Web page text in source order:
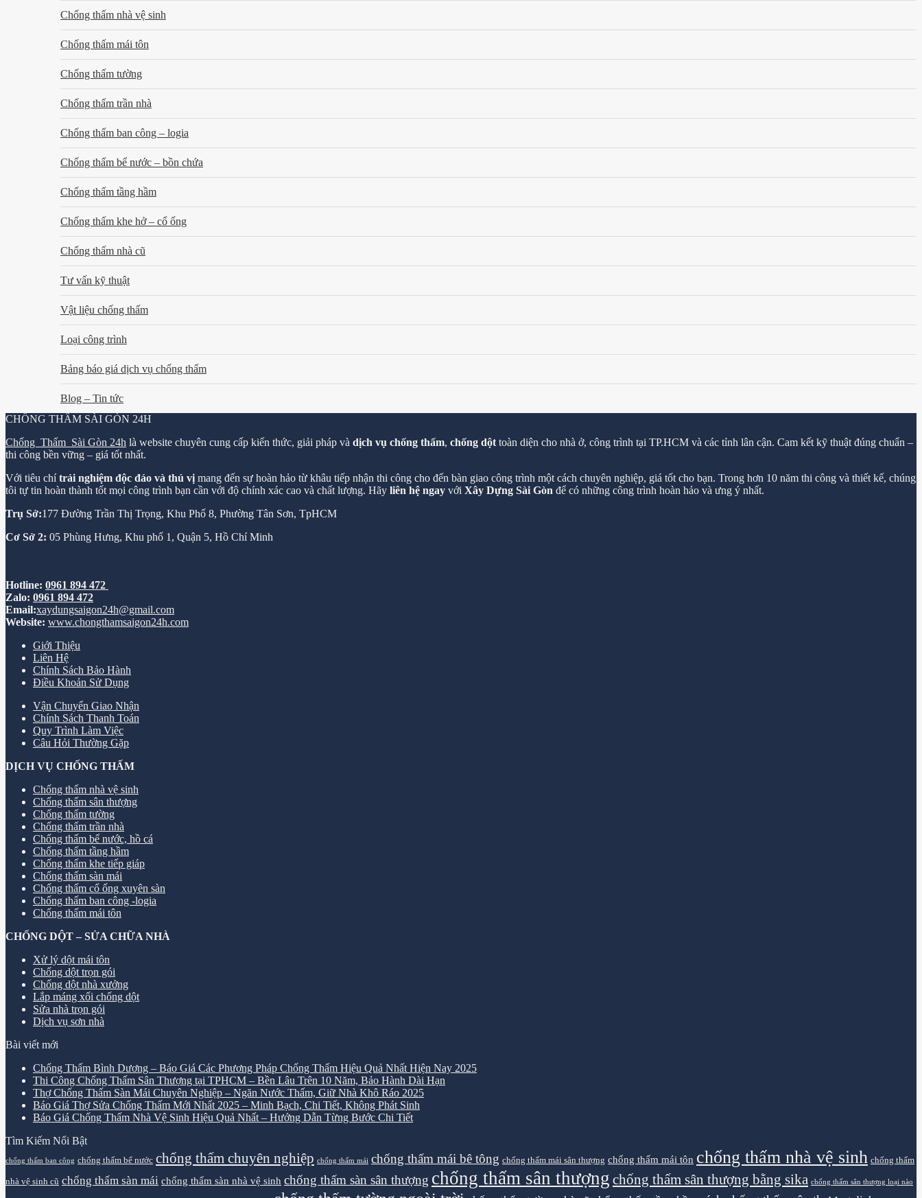
Chống thấm nhà vệ sinh
Chống thấm mái tôn
Chống thấm tường
Chống thấm trần nhà
Chống thấm ban công – logia
Chống thấm bể nước – bồn chứa
Chống thấm tầng hầm
Chống thấm khe hở – cổ ống
Chống thấm nhà cũ
Tư vấn kỹ thuật
Vật liệu chống thấm
Loại công trình
Bảng báo giá dịch vụ chống thấm
Blog – Tin tức
CHỐNG THẤM SÀI GÒN 24H
Chống Thấm Sài Gòn 24h là website chuyên cung cấp kiến thức, giải pháp và dịch vụ chống thấm, chống dột toàn diện cho nhà ở, công trình tại TP.HCM và các tỉnh lân cận. Cam kết kỹ thuật đúng chuẩn –
thi công bền vững – giá tốt nhất.
Với tiêu chítrải nghiệm độc đáo và thú vị mang đến sự hoàn hảo từ khâu tiếp nhận thi công cho đến bàn giao công trình một cách chuyên nghiệp, giá tốt cho bạn. Trong hơn 10 năm thi công và thiết kế, chúng
tôi tự tin hoàn thành tốt mọi công trình bạn cần với độ chính xác cao và chất lượng. Hãy liên hệ ngay với Xây Dựng Sài Gòn để có những công trình hoàn hảo và ưng ý nhất.
Trụ Sở:177 Đường Trần Thị Trọng, Khu Phố 8, Phường Tân Sơn, TpHCM
Cơ Sở 2: 05 Phùng Hưng, Khu phố 1, Quận 5, Hồ Chí Minh
Hotline: 0961 894 472
Zalo: 0961 894 472
Email:xaydungsaigon24h@gmail.com
Website: www.chongthamsaigon24h.com
Giới Thiệu
Liên Hệ
Chính Sách Bảo Hành
Điều Khoản Sử Dụng
Vận Chuyển Giao Nhận
Chính Sách Thanh Toán
Quy Trình Làm Việc
Câu Hỏi Thường Gặp
DỊCH VỤ CHỐNG THẤM
Chống thấm nhà vệ sinh
Chống thấm sân thượng
Chống thấm tường
Chống thấm trần nhà
Chống thấm bể nước, hồ cá
Chống thấm tầng hầm
Chống thấm khe tiếp giáp
Chống thấm sàn mái
Chống thấm cổ ống xuyên sàn
Chống thấm ban công -logia
Chống thấm mái tôn
CHỐNG DỘT – SỬA CHỮA NHÀ
Xử lý dột mái tôn
Chống dột trọn gói
Chống dột nhà xưởng
Lắp máng xối chống dột
Sửa nhà trọn gói
Dịch vụ sơn nhà
Bài viết mới
Chống Thấm Bình Dương – Báo Giá Các Phương Pháp Chống Thấm Hiệu Quả Nhất Hiện Nay 2025
Thi Công Chống Thấm Sân Thượng tại TPHCM – Bền Lâu Trên 10 Năm, Bảo Hành Dài Hạn
Thợ Chống Thấm Sàn Mái Chuyên Nghiệp – Ngăn Nước Thấm, Giữ Nhà Khô Ráo 2025
Báo Giá Thợ Sửa Chống Thấm Mới Nhất 2025 – Minh Bạch, Chi Tiết, Không Phát Sinh
Báo Giá Chống Thấm Nhà Vệ Sinh Hiệu Quả Nhất – Hướng Dẫn Từng Bước Chi Tiết
Tìm Kiếm Nổi Bật
chống thấm ban công chống thấm bể nước chống thấm chuyên nghiệp chống thấm mái chống thấm mái bê tông chống thấm mái sân thượng chống thấm mái tôn chống thấm nhà vệ sinh chống thấm
nhà vệ sinh cũ chống thấm sàn mái chống thấm sàn nhà vệ sinh chống thấm sàn sân thượng chống thấm sân thượng chống thấm sân thượng bằng sika chống thấm sân thượng loại nào